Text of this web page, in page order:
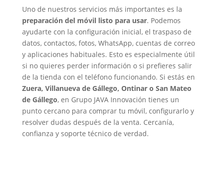
Uno de nuestros servicios más importantes es la
preparación del móvil listo para usar. Podemos
ayudarte con la configuración inicial, el traspaso de
datos, contactos, fotos, WhatsApp, cuentas de correo
y aplicaciones habituales. Esto es especialmente útil
si no quieres perder información o si prefieres salir
de la tienda con el teléfono funcionando. Si estás en
Zuera, Villanueva de Gállego, Ontinar o San Mateo
de Gállego, en Grupo JAVA Innovación tienes un
punto cercano para comprar tu móvil, configurarlo y
resolver dudas después de la venta. Cercanía,
confianza y soporte técnico de verdad.